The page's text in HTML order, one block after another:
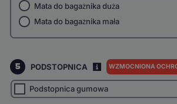
Mata do bagażnika duża
Mata do bagażnika mała
5 PODSTOPNICA WZMOCNIONA
Podstopnica gumowa